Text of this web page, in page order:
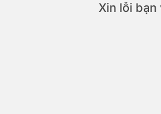
Xin lỗi bạn